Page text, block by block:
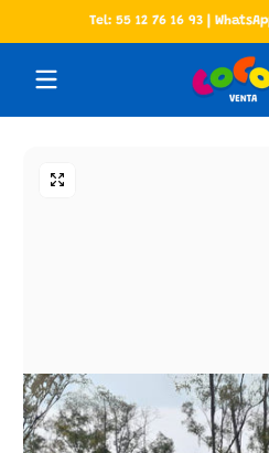
Saltar al contenido
Tel: 55 12 76 16 93 |